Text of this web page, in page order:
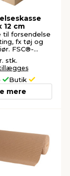
12 cm
til forsendelse
fx tøj og
FSC®-
stk.
tillægges
Butik
mere